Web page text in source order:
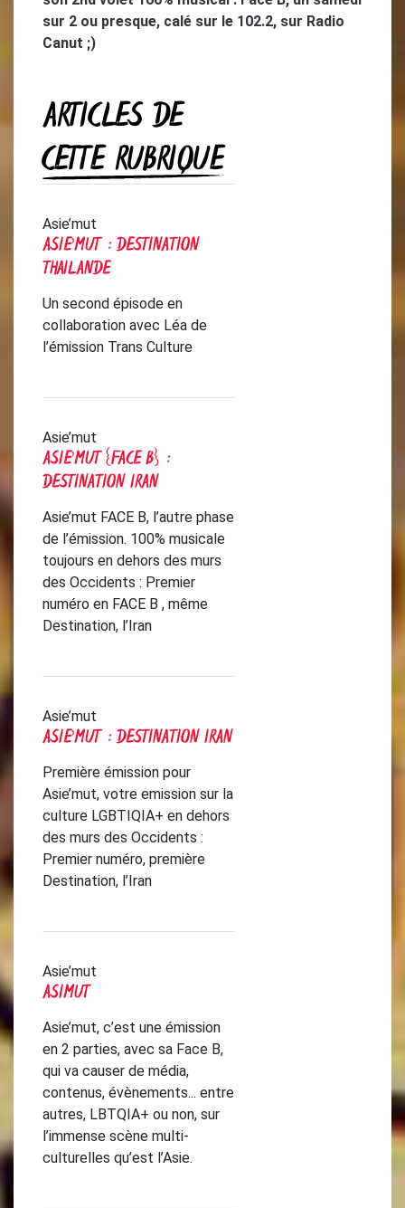
sur 2 ou presque, calé sur le 102.2, sur Radio
Canut ;)
ARTICLES DE
CETTE RUBRIQUE
Asie’mut
ASIE’MUT : DESTINATION
THAILANDE
Un second épisode en
collaboration avec Léa de
l’émission Trans Culture
Asie’mut
ASIE’MUT [FACE B] :
DESTINATION IRAN
Asie’mut FACE B, l’autre phase
de l’émission. 100% musicale
toujours en dehors des murs
des Occidents : Premier
numéro en FACE B , même
Destination, l’Iran
Asie’mut
ASIE’MUT : DESTINATION IRAN
Première émission pour
Asie’mut, votre emission sur la
culture LGBTIQIA+ en dehors
des murs des Occidents :
Premier numéro, première
Destination, l’Iran
Asie’mut
ASIMUT
Asie’mut, c’est une émission
en 2 parties, avec sa Face B,
qui va causer de média,
contenus, évènements... entre
autres, LBTQIA+ ou non, sur
l’immense scène multi-
culturelles qu’est l’Asie.